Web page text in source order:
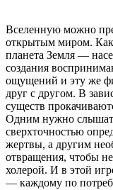
Вселенную можно
открытым миром.
планета Земля —
создания
ощущений и эту же
друг с другом. В
существ
Одним нужно
сверхточностью
жертвы, а другим
отвращения, чтобы
холерой. И в этой
— каждому по